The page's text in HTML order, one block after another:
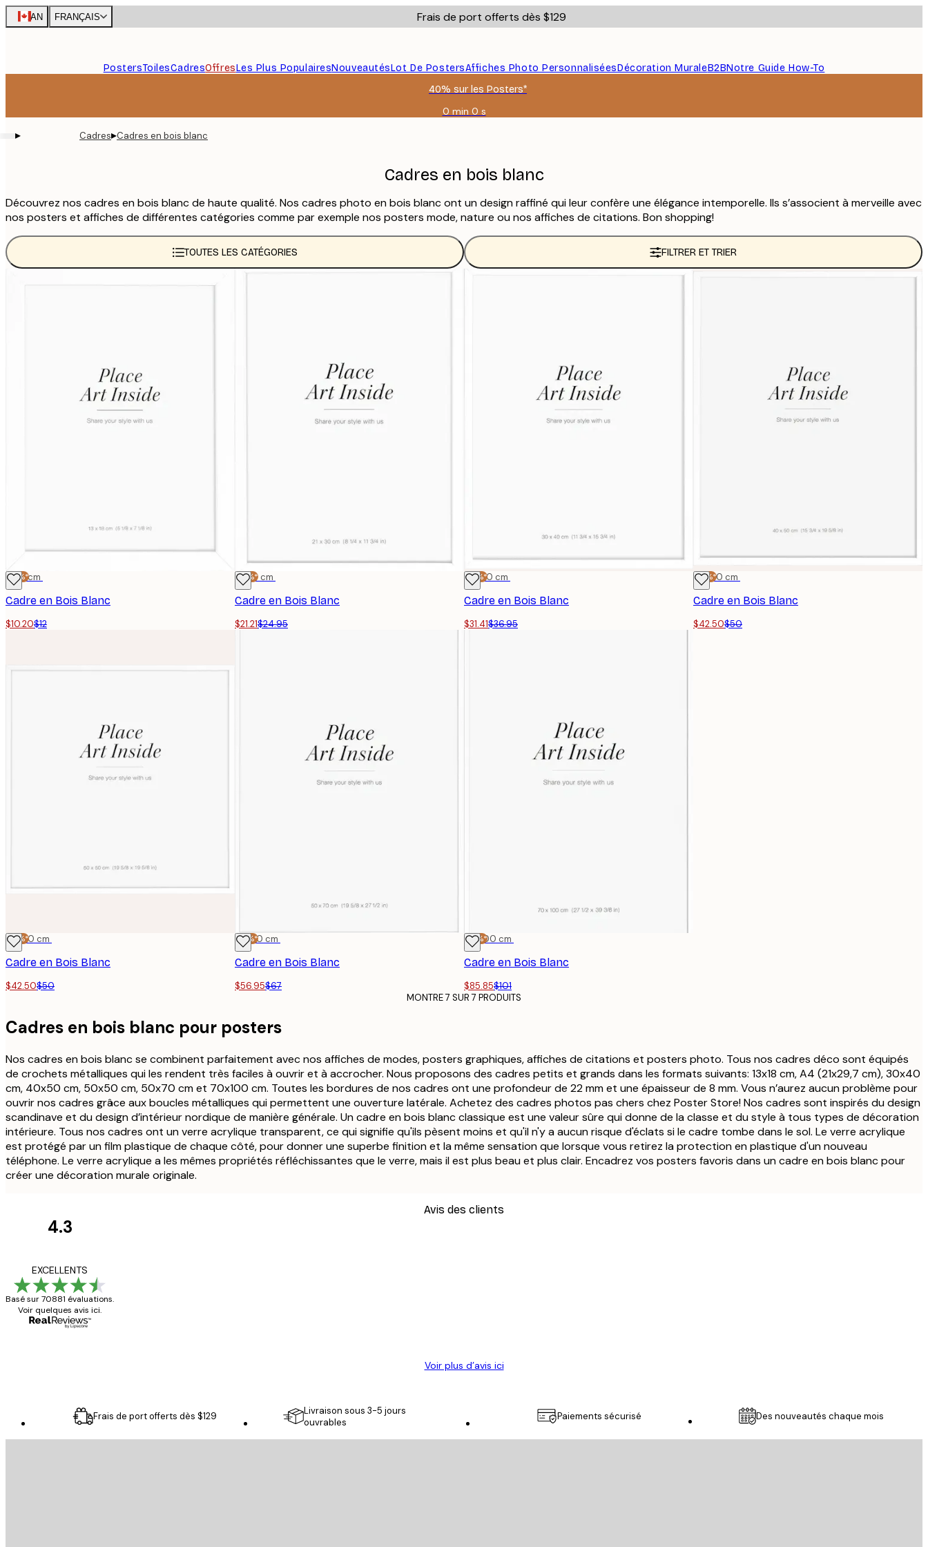
Skip
to
CAN FRANÇAIS Frais de port offerts dès $129
PostersToilesCadresOffresLes Plus PopulairesNouveautésLot De PostersAffiches Photo PersonnaliséesDécoration MuraleB2BNotre Guide How-To
40% sur les Posters*
0 min 0 s
Valable
08-
06
▸ Cadres▸Cadres en bois blanc
Cadres en bois blanc
Découvrez nos cadres en bois blanc de haute qualité. Nos cadres photo en bois blanc ont un design raffiné qui leur confère une élégance intemporelle. Ils s’associent à merveille avec
nos posters et affiches de différentes catégories comme par exemple nos posters mode, nature ou nos affiches de citations. Bon shopping!
TOUTES LES CATÉGORIES FILTRER ET TRIER
-15%*
13x18 cm
Cadre en Bois Blanc
$10.20$12
-15%*
21x30 cm
Cadre en Bois Blanc
$21.21$24.95
-15%*
30x40 cm
Cadre en Bois Blanc
$31.41$36.95
-15%*
40x50 cm
Cadre en Bois Blanc
$42.50$50
-15%*
50x50 cm
Cadre en Bois Blanc
$42.50$50
-15%*
50x70 cm
Cadre en Bois Blanc
$56.95$67
-15%*
70x100 cm
Cadre en Bois Blanc
$85.85$101
MONTRE 7 SUR 7 PRODUITS
Cadres en bois blanc pour posters
Nos cadres en bois blanc se combinent parfaitement avec nos affiches de modes, posters graphiques, affiches de citations et posters photo. Tous nos cadres déco sont équipés
de crochets métalliques qui les rendent très faciles à ouvrir et à accrocher. Nous proposons des cadres petits et grands dans les formats suivants: 13x18 cm, A4 (21x29,7 cm), 30x40
cm, 40x50 cm, 50x50 cm, 50x70 cm et 70x100 cm. Toutes les bordures de nos cadres ont une profondeur de 22 mm et une épaisseur de 8 mm. Vous n’aurez aucun problème pour
ouvrir nos cadres grâce aux boucles métalliques qui permettent une ouverture latérale. Achetez des cadres photos pas chers chez Poster Store! Nos cadres sont inspirés du design
scandinave et du design d’intérieur nordique de manière générale. Un cadre en bois blanc classique est une valeur sûre qui donne de la classe et du style à tous types de décoration
intérieure. Tous nos cadres ont un verre acrylique transparent, ce qui signifie qu'ils pèsent moins et qu'il n'y a aucun risque d'éclats si le cadre tombe dans le sol. Le verre acrylique
est protégé par un film plastique de chaque côté, pour donner une superbe finition et la même sensation que lorsque vous retirez la protection en plastique d'un nouveau
téléphone. Le verre acrylique a les mêmes propriétés réfléchissantes que le verre, mais il est plus beau et plus clair. Encadrez vos posters favoris dans un cadre en bois blanc pour
créer une décoration murale originale.
Avis des clients
4.3
EXCELLENTS
Basé sur 70881 évaluations.
Voir quelques avis ici.
Voir plus d’avis ici
Frais de port offerts dès $129
Livraison sous 3-5 jours
ouvrables
Paiements sécurisé Des nouveautés chaque mois